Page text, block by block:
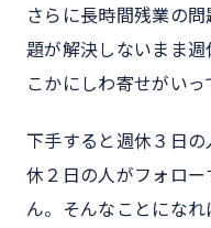
さらに長時間残業の
題が解決しないまま
こかにしわ寄せがいっ
下手すると週休３日
休２日の人がフォロ
ん。そんなことにな